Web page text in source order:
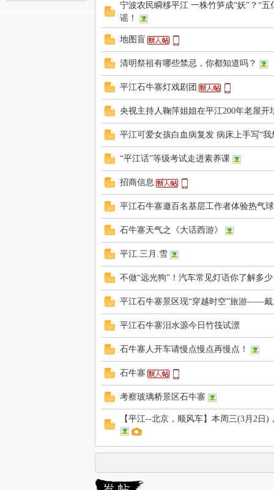
宁波农民瞬移平江 一株竹笋成“妖”？“
谣！
地图盲
清明祭祖有哪些禁忌，你都知道吗？
平江石牛寨灯戏剧团
央视主持人鞠萍姐姐在平江200年老屋开
平江可爱女孩白血病复发 病床上手写“我
“平江话”等级考试走进素养课
招商信息
平江石牛寨邀百名基层工作者体验热气
石牛寨天气之《大话西游》
平江.三月.雪
不做“远光狗”！汽车常见灯语你了解多
平江石牛寨景区现“穿越时空”旅游——戴
平江石牛寨汨水源今日竹筏试漂
石牛寨人开车请慢点慢点再慢点！
石牛寨
考察玻璃桥景区石牛寨
【平江--北京，顺风车】本周三(3月2日